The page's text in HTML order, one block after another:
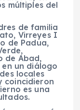
múltiples del
de familia
Virreyes I
de Padua,
de Abad,
un diálogo
locales
coincidieron
es una